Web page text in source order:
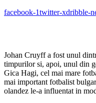
facebook-1twitter-xdribble-
Johan Cruyff a fost unul
timpurilor si, apoi, unul din
Gica Hagi, cel mai mare
mai important fotbalist
olandez le-a influentat in